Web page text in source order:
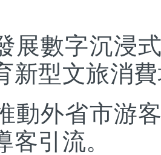
數字沉浸式
新型文旅消
外省市游客
客引流。